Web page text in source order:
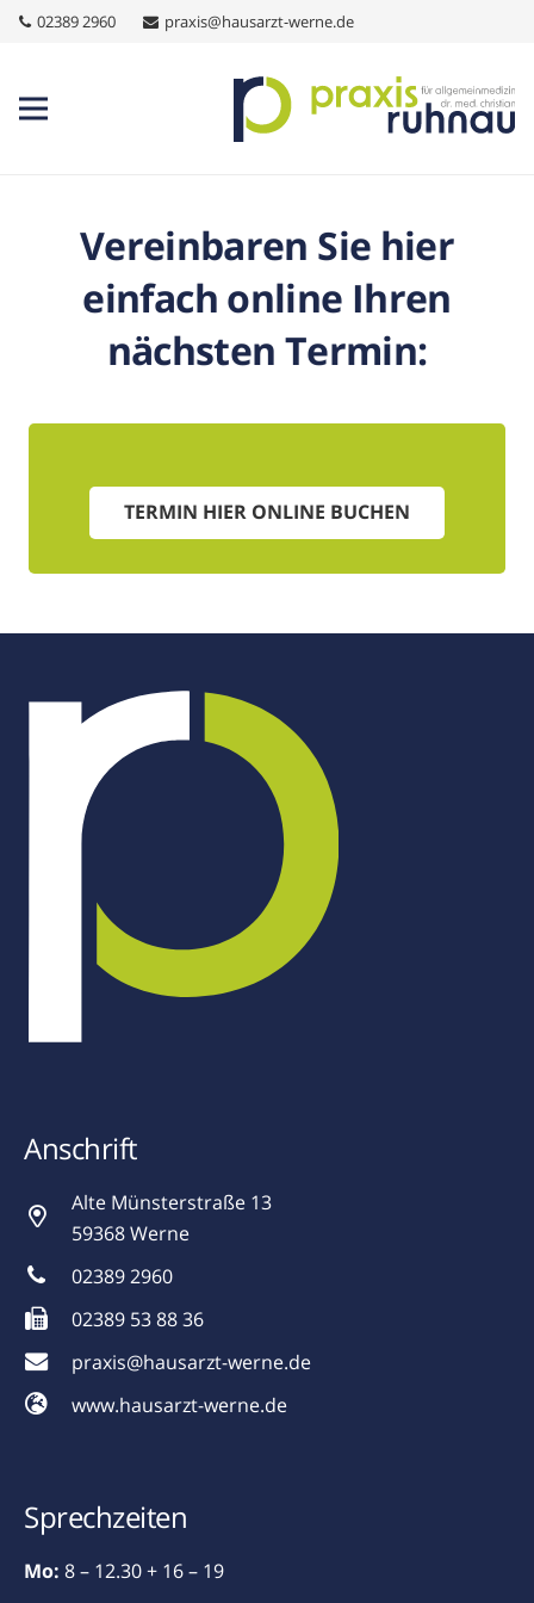
02389 2960 praxis@hausarzt-werne.de
Vereinbaren Sie hier
einfach online Ihren
nächsten Termin:
TERMIN HIER ONLINE BUCHEN
Anschrift
Alte Münsterstraße 13
59368 Werne
02389 2960
02389 53 88 36
praxis@hausarzt-werne.de
www.hausarzt-werne.de
Sprechzeiten
Mo: 8 – 12.30 + 16 – 19